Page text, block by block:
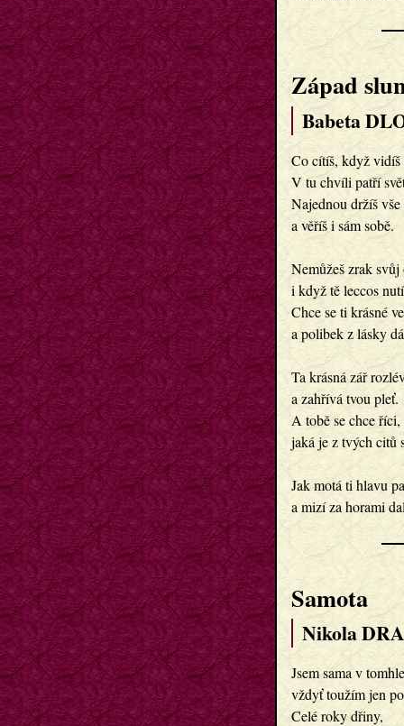
Západ
Babeta
Co cítíš, když vidíš
V tu chvíli patří
Najednou držíš
a věříš i sám sobě.
Nemůžeš zrak
i když tě leccos
Chce se ti krásné
a polibek z lásky
Ta krásná zář
a zahřívá tvou pleť.
A tobě se chce říci,
jaká je z tvých citů
Jak motá ti hlavu
Samota
Nikola
Jsem sama v
vždyť toužím jen
Celé roky dřiny,